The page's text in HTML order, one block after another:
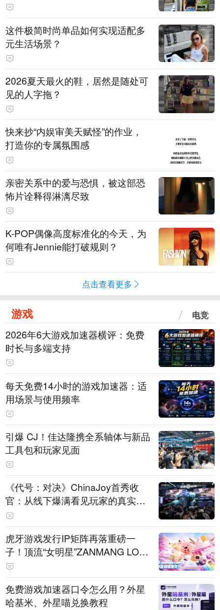
这件极简时尚单品如何实现适配多
元生活场景？
2026夏天最火的鞋，居然是随处可
见的人字拖？
快来抄“内娱审美天赋怪”的作业，
打造你的专属氛围感
亲密关系中的爱与恐惧，被这部恐
怖片诠释得淋漓尽致
K-POP偶像高度标准化的今天，为
何唯有Jennie能打破规则？
点击查看更多
游戏 电竞
2026年6大游戏加速器横评：免费
时长与多端支持
每天免费14小时的游戏加速器：适
用场景与使用频率
引爆 CJ！佳达隆携全系轴体与新品
工具包和玩家见面
《代号：对决》ChinaJoy首秀收
官：从线下爆满看见玩家的真实期
待
虎牙游戏发行IP矩阵再落重磅一
子！顶流“女明星”ZANMANG LOO
PY 正版3D消除手游《消消奇遇》
惊喜曝光
免费游戏加速器口令怎么用？外星
哈基米、外星喵兑换教程